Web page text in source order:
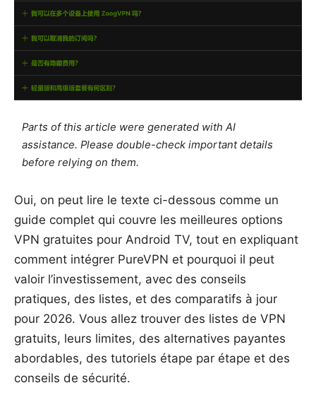
Parts of this article were generated with AI
assistance. Please double-check important details
before relying on them.
Oui, on peut lire le texte ci-dessous comme un
guide complet qui couvre les meilleures options
VPN gratuites pour Android TV, tout en expliquant
comment intégrer PureVPN et pourquoi il peut
valoir l’investissement, avec des conseils
pratiques, des listes, et des comparatifs à jour
pour 2026. Vous allez trouver des listes de VPN
gratuits, leurs limites, des alternatives payantes
abordables, des tutoriels étape par étape et des
conseils de sécurité.